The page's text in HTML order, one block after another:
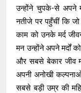
उन्होंने चुपके-से अपने
नतीजे पर पहुँचीं कि
काम को उनके मर्द
मन उन्होंने अपने मर्दों
और सबसे बेकार जीव
अपनी अनोखी
सबसे बड़ी उम्र की